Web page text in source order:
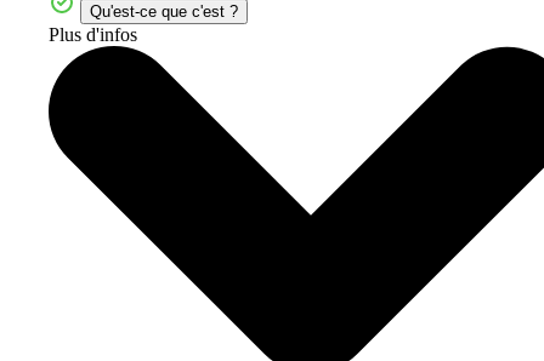
Qu'est-ce que c'est ?
Plus d'infos